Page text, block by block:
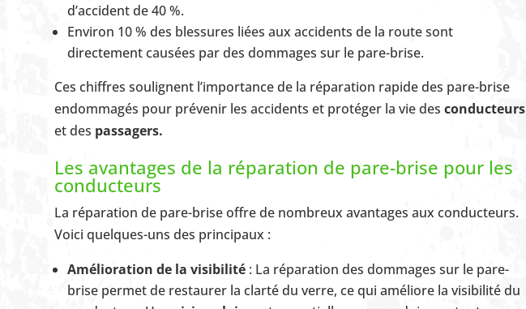
d’accident de 40 %.
Environ 10 % des blessures liées aux accidents de la route sont
directement causées par des dommages sur le pare-brise.
Ces chiffres soulignent l’importance de la réparation rapide des pare-brise
endommagés pour prévenir les accidents et protéger la vie desconducteurs
et des passagers.
Les avantages de la réparation de pare-brise pour les
conducteurs
La réparation de pare-brise offre de nombreux avantages aux conducteurs.
Voici quelques-uns des principaux :
Amélioration de la visibilité : La réparation des dommages sur le pare-
brise permet de restaurer la clarté du verre, ce qui améliore la visibilité du